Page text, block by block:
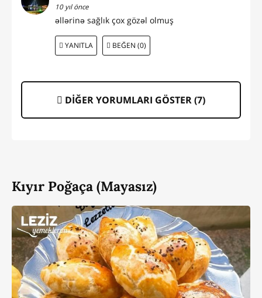
10 yıl önce
əllərinə sağlık çox gözəl olmuş
YANITLA BEĞEN (0)
DİĞER YORUMLARI GÖSTER (7)
Kıyır Poğaça (Mayasız)